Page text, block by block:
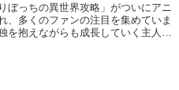
ぼっちの異世界攻略」がついにアニ
、多くのファンの注目を集めていま
を抱えながらも成長していく主人公